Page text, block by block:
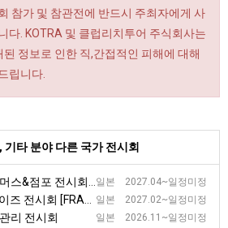
참가 및 참관전에 반드시 주최자에게 사
다. KOTRA 및 클럽리치투어 주식회사는
정보로 인한 직,간접적인 피해에 대해
립니다.
타 분야 다른 국가 전시회
일본 2027.04~일정미정
점포 전시회 [DIREX]
일본 2027.02~일정미정
회 [FRAX TOKYO]
일본 2026.11~일정미정
리 전시회